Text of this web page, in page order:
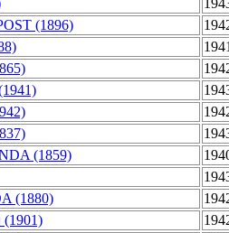
(1896)
(1859)
(1880)